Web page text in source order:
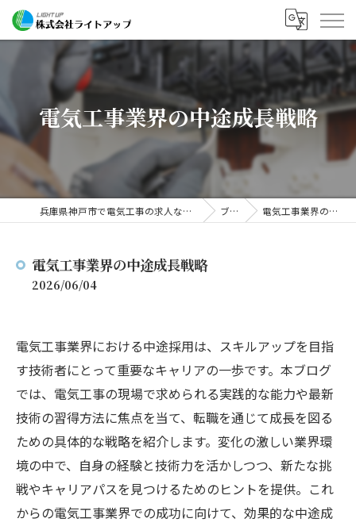
電気工事業界の中途成長戦略
兵庫県神戸市で電気工事の求人なら株式会社ライトアップ ブログ 電気工事業界の中途成長戦略
電気工事業界の中途成長戦略
2026/06/04
電気工事業界における中途採用は、スキルアップを目指
す技術者にとって重要なキャリアの一歩です。本ブログ
では、電気工事の現場で求められる実践的な能力や最新
技術の習得方法に焦点を当て、転職を通じて成長を図る
ための具体的な戦略を紹介します。変化の激しい業界環
境の中で、自身の経験と技術力を活かしつつ、新たな挑
戦やキャリアパスを見つけるためのヒントを提供。これ
からの電気工事業界での成功に向けて、効果的な中途成